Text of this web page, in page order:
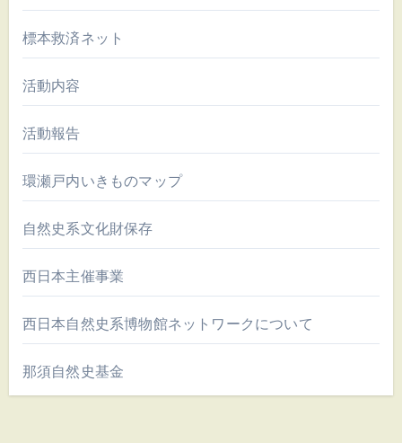
標本救済ネット
活動内容
活動報告
環瀬戸内いきものマップ
自然史系文化財保存
西日本主催事業
西日本自然史系博物館ネットワークについて
那須自然史基金